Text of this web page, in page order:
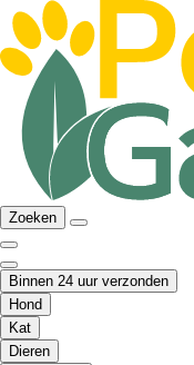
Zoeken
Binnen 24 uur verzonden
Hond
Kat
Dieren